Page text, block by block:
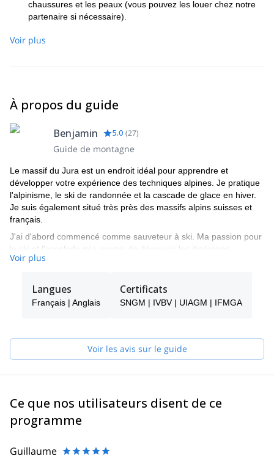
chaussures et les peaux (vous pouvez les louer chez notre
partenaire si nécessaire).
Voir plus
À propos du guide
Benjamin 5.0 (27)
Guide de montagne
Le massif du Jura est un endroit idéal pour apprendre et
développer votre expérience des techniques alpines. Je pratique
l'alpinisme, le ski de randonnée et la cascade de glace en hiver.
Je suis également situé très près des massifs alpins suisses et
français.
J'ai d'abord commencé comme sauveteur à ski. Ma passion pour
le ski et l'escalade m'a permis de découvrir les itinéraires
classiques dans les sommets mythiques des Alpes. Les premiers
guide - ce que j'ai fait avec beaucoup d'efforts, de doutes et de
persévérance - m'ont été très utiles pour construire mon
expérience. Mais ils m'ont aussi apporté beaucoup de joie, et j'ai
Mon expérience et ma connaissance du terrain vous permettront
sans promesse de sommet mais de partage d'un moment
Enfin, je suis un guide de montagne certifié IFMGA.
Voir plus
Langues
Français | Anglais
Certificats
SNGM | IVBV | UIAGM | IFMGA
Voir les avis sur le guide
Ce que nos utilisateurs disent de ce
programme
Guillaume